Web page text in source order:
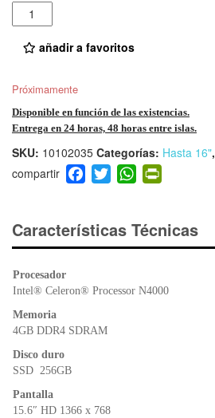
Cantidad
añadir a favoritos
Próximamente
Disponible en función de las existencias.
Entrega en 24 horas, 48 horas entre islas.
SKU: 10102035 Categorías: Hasta 16",
F
a
e
b
o
T
wi
er
W
h
s
A
p
ri
e
dl
Características Técnicas
Procesador
Intel® Celeron® Processor N4000
Memoria
4GB DDR4 SDRAM
Disco duro
SSD 256GB
Pantalla
15.6″ HD 1366 x 768